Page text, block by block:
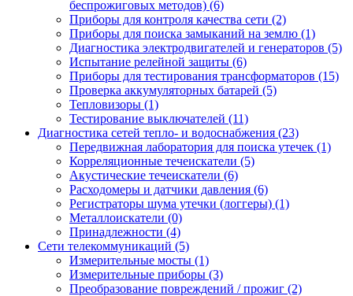
беспрожиговых методов) (6)
Приборы для контроля качества сети (2)
Приборы для поиска замыканий на землю (1)
Диагностика электродвигателей и генераторов (5)
Испытание релейной защиты (6)
Приборы для тестирования трансформаторов (15)
Проверка аккумуляторных батарей (5)
Тепловизоры (1)
Тестирование выключателей (11)
Диагностика сетей тепло- и водоснабжения (23)
Передвижная лаборатория для поиска утечек (1)
Корреляционные течеискатели (5)
Акустические течеискатели (6)
Расходомеры и датчики давления (6)
Регистраторы шума утечки (логгеры) (1)
Металлоискатели (0)
Принадлежности (4)
Сети телекоммуникаций (5)
Измерительные мосты (1)
Измерительные приборы (3)
Преобразование повреждений / прожиг (2)